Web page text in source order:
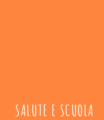
SALUTE E SCUOLA